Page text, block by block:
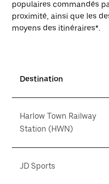
populaires commandés
proximité, ainsi que les
moyens des itinéraires*.
Destination
Harlow Town Railway
Station (HWN)
JD Sports